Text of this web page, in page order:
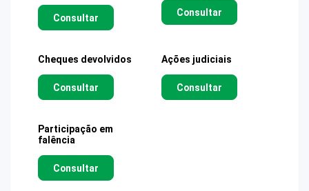
Consultar Consultar
Cheques devolvidos
Consultar
Ações judiciais
Consultar
Participação em
falência
Consultar